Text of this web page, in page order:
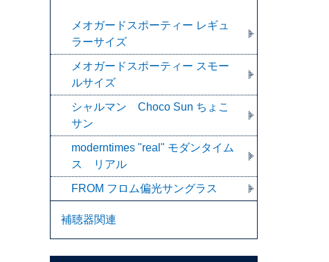
メオガードスポーティー レギュ
ラーサイズ
メオガードスポーティー スモー
ルサイズ
シャルマン Choco Sun ちょこ
サン
moderntimes "real" モダンタイム
ス リアル
FROM フロム偏光サングラス
補聴器関連